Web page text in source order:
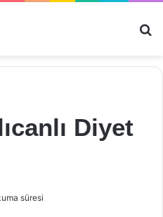
Diyet
süresi